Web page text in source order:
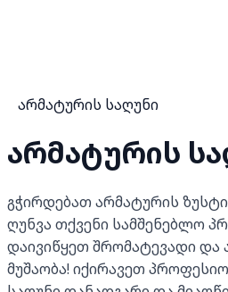
არმატურის საღუნი
არმატურის
გჭირდებათ არმატურის
ღუნვა თქვენი სამშენებლო
დაივიწყეთ შრომატევადი და
მუშაობა! იქირავეთ